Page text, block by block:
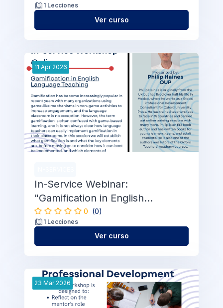
1 Lecciones
Ver curso
11 Apr 2026
In-Service Webinar:
"Gamification in English
Language Teaching"
0 (0)
1 Lecciones
Ver curso
23 Mar 2026